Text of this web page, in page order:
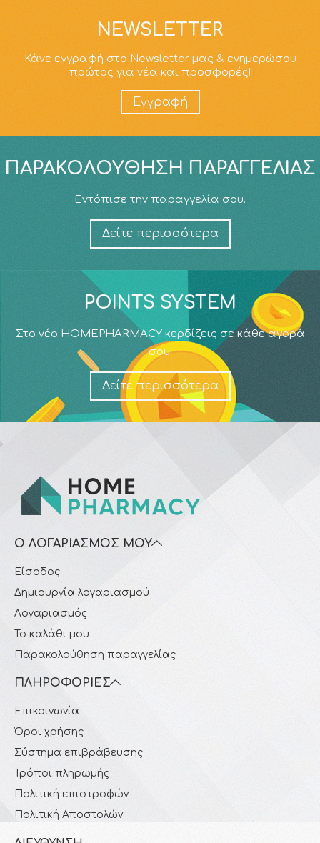
NEWSLETTER
Κάνε εγγραφή στο Newsletter μας & ενημερώσου
πρώτος για νέα και προσφορές!
Εγγραφή
ΠΑΡΑΚΟΛΟΎΘΗΣΗ ΠΑΡΑΓΓΕΛΊΑΣ
Εντόπισε την παραγγελία σου.
Δείτε περισσότερα
POINTS SYSTEM
Στο νέο HOMEPHARMACY κερδίζεις σε κάθε αγορά
σου!
Δείτε περισσότερα
Ο ΛΟΓΑΡΙΑΣΜΌΣ ΜΟΥ
Είσοδος
Δημιουργία λογαριασμού
Λογαριασμός
Το καλάθι μου
Παρακολούθηση παραγγελίας
ΠΛΗΡΟΦΟΡΊΕΣ
Επικοινωνία
Όροι χρήσης
Σύστημα επιβράβευσης
Τρόποι πληρωμής
Πολιτική επιστροφών
Πολιτική Αποστολών